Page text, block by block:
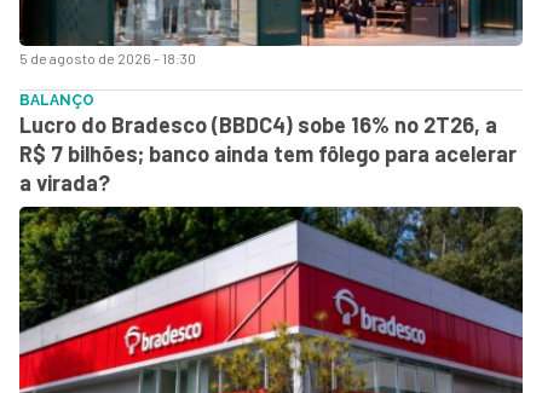
5 de agosto de 2026 - 18:30
BALANÇO
Lucro do Bradesco (BBDC4) sobe 16% no 2T26, a
R$ 7 bilhões; banco ainda tem fôlego para acelerar
a virada?